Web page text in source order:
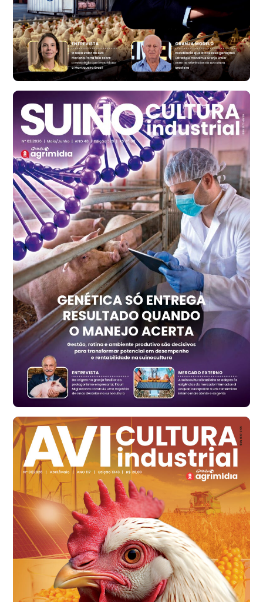
cx
Ovo Vermelho - Regional
Bastos (SP)
R$ 147,87
cx
SP
R$ 7,13
kg
Frango - Indicador
SP
R$ 7,15
kg
Trigo Atacado - Regional
PR
R$ 1.414,20
t
Trigo Atacado - Regional
RS
R$ 1.314,40
t
Ovo Vermelho - Regional
Vermelho
R$ 171,15
cx
Ovo Branco - Regional
Santa Maria do Jetibá (ES)
R$ 139,43
cx
Ovo Branco - Regional
Recife (PE)
R$ 149,79
cx
Ovo Vermelho - Regional
Recife (PE)
R$ 158,77
cx